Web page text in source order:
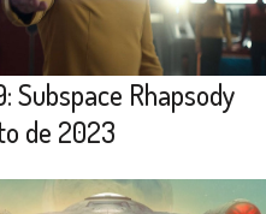
Subspace Rhapsody
de 2023